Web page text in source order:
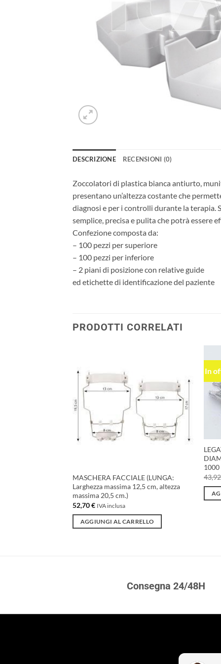
DESCRIZIONE RECENSIONI (0)
Zoccolatori di plastica bianca antiurto,
presentano un’altezza costante che
diagnosi e per i controlli durante la terapia.
semplice, precisa e pulita che potrà essere
Confezione composta da:
– 100 pezzi per superiore
– 100 pezzi per inferiore
– 2 piani di posizione con relative guide
ed etichette di identificazione del paziente
PRODOTTI CORRELATI
alla lista
dei
desideri
MASCHERA FACCIALE (LUNGA:
Larghezza massima 12,5 cm, altezza
massima 20,5 cm.)
52,70€ IVA inclusa
AGGIUNGI AL CARRELLO
In
1000
Consegna 24/48H